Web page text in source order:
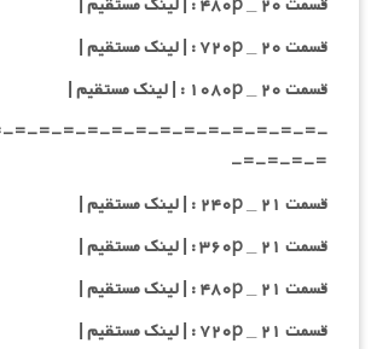
قسمت ۲۰ _ ۷۲۰p : | لینک مستقیم |
قسمت ۲۰ _ ۱۰۸۰p : | لینک مستقیم |
=-=-=-=-=-=-=-=-=-=-=-=-=-
=-=-=-=-
قسمت ۲۱ _ ۲۴۰p : | لینک مستقیم |
قسمت ۲۱ _ ۳۶۰p : | لینک مستقیم |
قسمت ۲۱ _ ۴۸۰p : | لینک مستقیم |
قسمت ۲۱ _ ۷۲۰p : | لینک مستقیم |